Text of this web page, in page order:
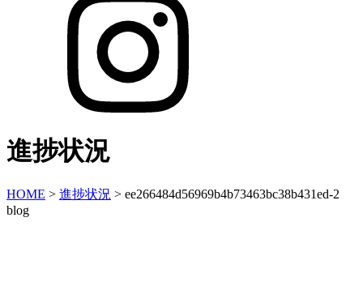
進捗状況
HOME > 進捗状況 > ee266484d56969b4b73463bc38b431ed-2
blog